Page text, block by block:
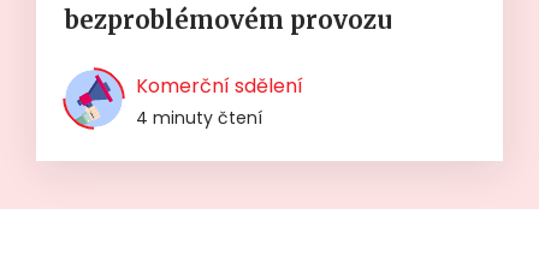
bezproblémovém provozu
Komerční sdělení
4 minuty čtení